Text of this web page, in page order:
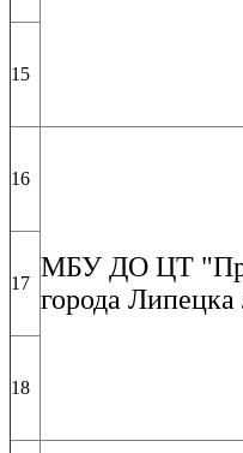
15
16
МБУ ДО ЦТ
города
17
18